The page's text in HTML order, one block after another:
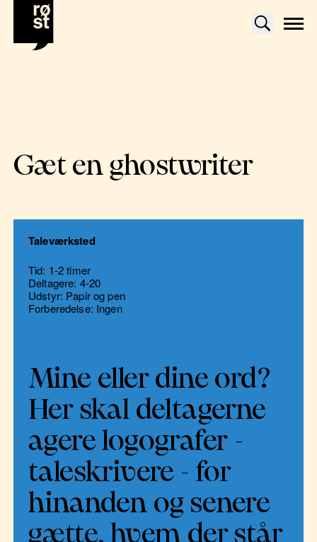
Gæt en ghostwriter
Taleværksted
Tid: 1-2 timer
Deltagere: 4-20
Udstyr: Papir og pen
Forberedelse: Ingen
Mine eller dine ord?
Her skal deltagerne
agere logografer -
taleskrivere - for
hinanden og senere
gætte, hvem der står